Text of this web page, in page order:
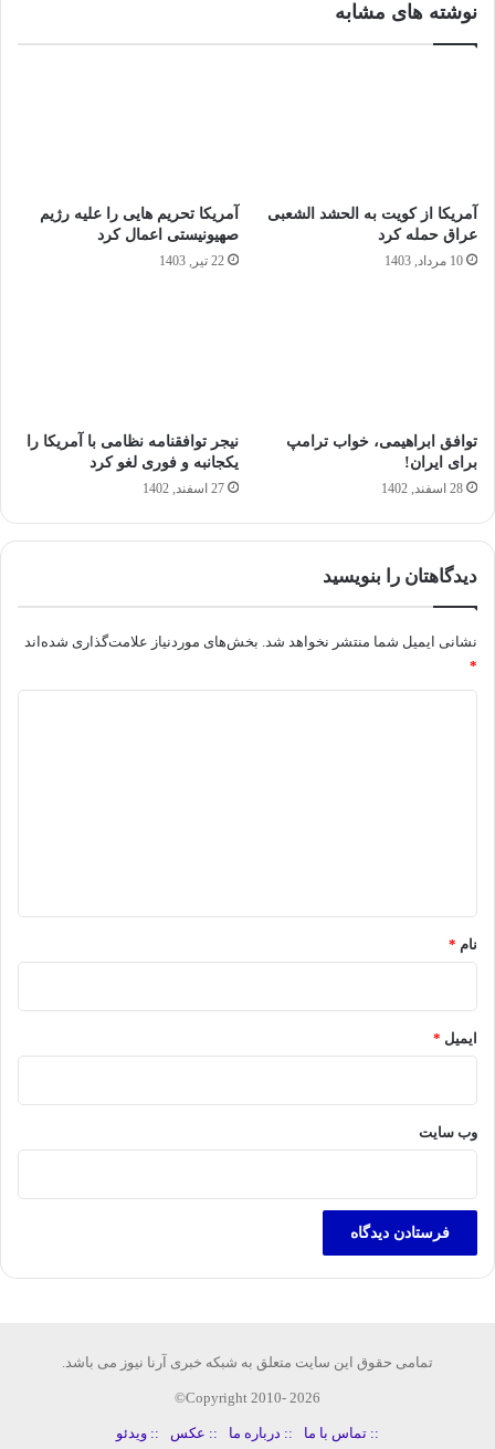
نوشته های مشابه
آمریکا از کویت به الحشد الشعبی
عراق حمله کرد
10 مرداد, 1403
آمریکا تحریم‌ هایی را علیه رژیم
صهیونیستی اعمال کرد
22 تیر, 1403
توافق ابراهیمی، خواب ترامپ
برای ایران!
28 اسفند, 1402
نیجر توافقنامه نظامی با آمریکا را
یکجانبه و فوری لغو کرد
27 اسفند, 1402
دیدگاهتان را بنویسید
نشانی ایمیل شما منتشر نخواهد شد. بخش‌های موردنیاز علامت‌گذاری شده‌اند
*
نام *
ایمیل *
وب‌ سایت
تمامی حقوق این سایت متعلق به شبکه خبری آرنا نیوز می باشد.
Copyright 2010- 2026©
:: تماس با ما :: درباره ما :: عکس :: ویدئو